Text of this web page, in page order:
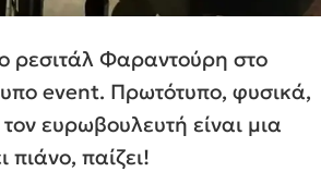
ρεσιτάλ Φαραντούρη στο
event. Πρωτότυπο, φυσικά,
ευρωβουλευτή είναι μια
παίζει!